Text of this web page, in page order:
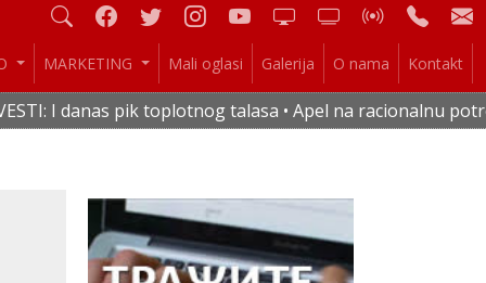
MARKETING Mali oglasi Galerija O nama Kontakt
toplotnog talasa • Apel na racionalnu potrošnju vode i